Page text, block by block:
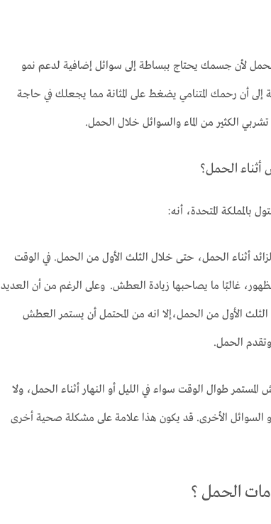
لأن جسمك يحتاج ببساطة إلى سوائل إضافية لدعم نمو
إلى أن رحمك المتنامي يضغط على المثانة مما يجعلك في حاجة
الكثير من الماء والسوائل خلال الحمل.
الحمل؟
بالمملكة المتحدة، أنه:
أثناء الحمل، حتى خلال الثلث الأول من الحمل. في الوقت
غالبًا ما يصاحبها زيادة العطش. وعلى الرغم من أن العديد
الأول من الحمل،إلا انه من المحتمل أن يستمر العطش
الحمل.
طوال الوقت سواء في الليل أو النهار أثناء الحمل، ولا
أو السوائل الأخرى. قد يكون هذا علامة على مشكلة صحية أخرى
الحمل ؟